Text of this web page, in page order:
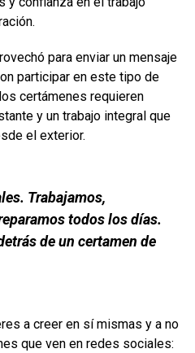
para enviar un mensaje
participar en este tipo de
certámenes requieren
y un trabajo integral que
el exterior.
Trabajamos,
todos los días.
de un certamen de
a creer en sí mismas y a no
que ven en redes sociales: